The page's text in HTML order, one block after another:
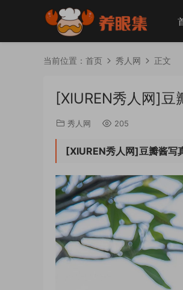
当前位置： 首页 秀人网 正文
[XIUREN秀人网]豆
秀人网 205
[XIUREN秀人网]豆瓣酱写